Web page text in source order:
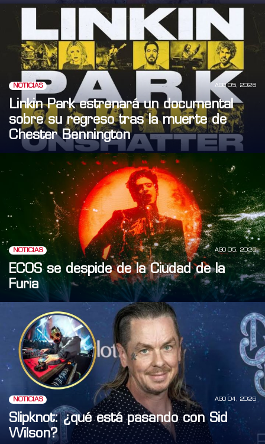
NOTICIAS AGO 05, 2026
Linkin Park estrenará un documental
sobre su regreso tras la muerte de
Chester Bennington
NOTICIAS AGO 05, 2026
ECOS se despide de la Ciudad de la
Furia
NOTICIAS AGO 04, 2026
Slipknot: ¿qué está pasando con Sid
Wilson?